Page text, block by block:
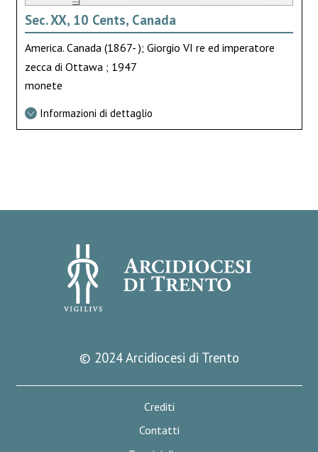
Sec. XX, 10 Cents, Canada
America. Canada (1867- ); Giorgio VI re ed imperatore
zecca di Ottawa ; 1947
monete
Informazioni di dettaglio
© 2024 Arcidiocesi di Trento
Crediti
Contatti